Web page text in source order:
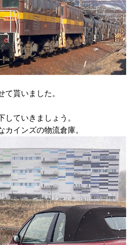
て貰いました。
していきましょう。
カインズの物流倉庫。